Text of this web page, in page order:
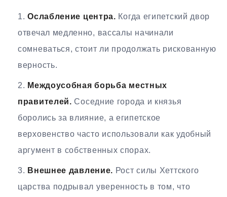
Ослабление центра. Когда египетский двор
отвечал медленно, вассалы начинали
сомневаться, стоит ли продолжать рискованную
верность.
Междоусобная борьба местных
правителей. Соседние города и князья
боролись за влияние, а египетское
верховенство часто использовали как удобный
аргумент в собственных спорах.
Внешнее давление. Рост силы Хеттского
царства подрывал уверенность в том, что